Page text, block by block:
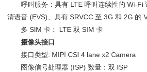
呼叫服务：具有 LTE 呼叫连续性的 Wi-Fi
清语音 (EVS)、具有 SRVCC 至 3G 和 2G 的
多 SIM 卡： LTE 双 SIM 卡
摄像头接口
接口类型: MIPI CSI 4 lane x2 Camera
图像信号处理器 (ISP) 数量：双 ISP